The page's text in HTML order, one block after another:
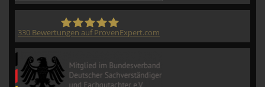
330 Bewertungen auf ProvenExpert.com